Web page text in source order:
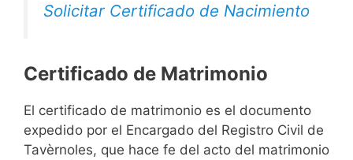
Solicitar Certificado de Nacimiento
Certificado de Matrimonio
El certificado de matrimonio es el documento
expedido por el Encargado del Registro Civil de
Tavèrnoles, que hace fe del acto del matrimonio